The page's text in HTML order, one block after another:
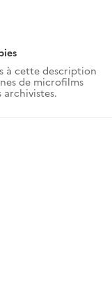
à cette description
de microfilms
archivistes.